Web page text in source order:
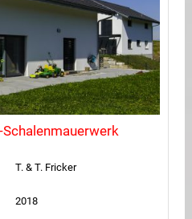
T. & T. Fricker
2018